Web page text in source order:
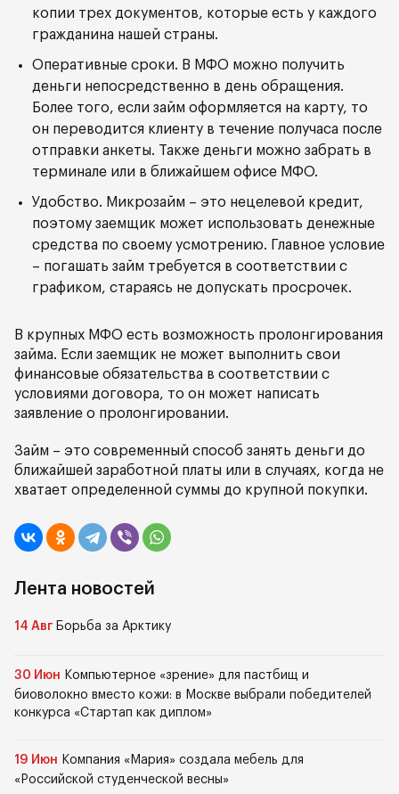
копии трех документов, которые есть у каждого
гражданина нашей страны.
Оперативные сроки. В МФО можно получить
деньги непосредственно в день обращения.
Более того, если займ оформляется на карту, то
он переводится клиенту в течение получаса после
отправки анкеты. Также деньги можно забрать в
терминале или в ближайшем офисе МФО.
Удобство. Микрозайм – это нецелевой кредит,
поэтому заемщик может использовать денежные
средства по своему усмотрению. Главное условие
– погашать займ требуется в соответствии с
графиком, стараясь не допускать просрочек.
В крупных МФО есть возможность пролонгирования
займа. Если заемщик не может выполнить свои
финансовые обязательства в соответствии с
условиями договора, то он может написать
заявление о пролонгировании.
Займ – это современный способ занять деньги до
ближайшей заработной платы или в случаях, когда не
хватает определенной суммы до крупной покупки.
Лента новостей
14 Авг Борьба за Арктику
30 Июн Компьютерное «зрение» для пастбищ и
биоволокно вместо кожи: в Москве выбрали победителей
конкурса «Стартап как диплом»
19 Июн Компания «Мария» создала мебель для
«Российской студенческой весны»